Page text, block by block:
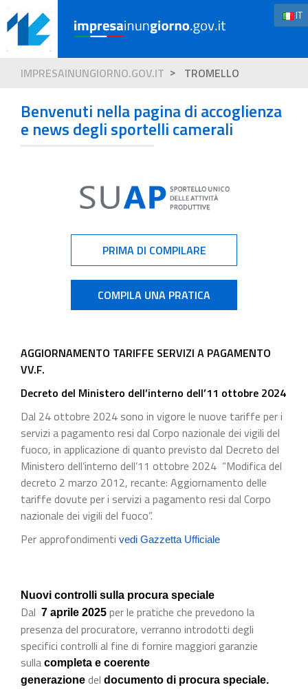
IT
IMPRESAINUNGIORNO.GOV.IT TROMELLO
Benvenuti nella pagina di accoglienza
e news degli sportelli camerali
PRIMA DI COMPILARE
COMPILA UNA PRATICA
AGGIORNAMENTO TARIFFE SERVIZI A PAGAMENTO
VV.F.
Decreto del Ministero dell’interno dell’11 ottobre 2024
Dal 24 ottobre 2024 sono in vigore le nuove tariffe per i
servizi a pagamento resi dal Corpo nazionale dei vigili del
fuoco, in applicazione di quanto previsto dal Decreto del
Ministero dell’interno dell’11 ottobre 2024 “Modifica del
decreto 2 marzo 2012, recante: Aggiornamento delle
tariffe dovute per i servizi a pagamento resi dal Corpo
nazionale dei vigili del fuoco”.
Per approfondimenti vedi Gazzetta Ufficiale
Nuovi controlli sulla procura speciale
Dal 7 aprile 2025 per le pratiche che prevedono la
presenza del procuratore, verranno introdotti degli
specifici controlli al fine di fornire maggiori garanzie
sulla completa e coerente
generazione del documento di procura speciale.